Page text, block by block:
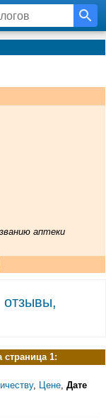
аптеки
страница 1:
, Цене Дате